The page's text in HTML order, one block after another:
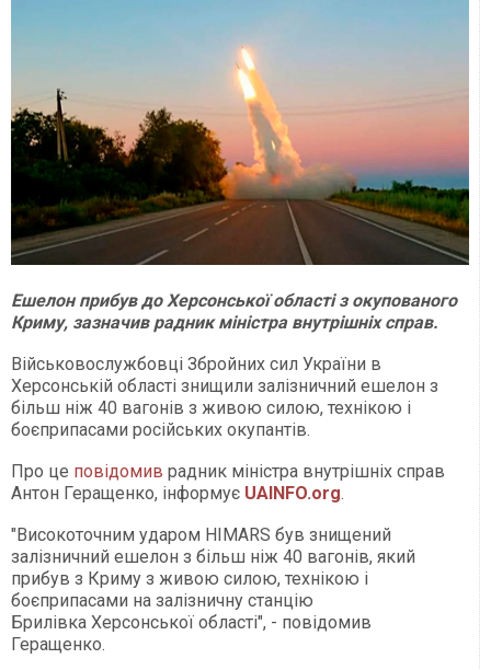
Ешелон прибув до Херсонської області з окупованого
Криму, зазначив радник міністра внутрішніх справ.
Військовослужбовці Збройних сил України в
Херсонській області знищили залізничний ешелон з
більш ніж 40 вагонів з живою силою, технікою і
боєприпасами російських окупантів.
Про це повідомив радник міністра внутрішніх справ
Антон Геращенко, інформує UAINFO.org.
"Високоточним ударом HIMARS був знищений
залізничний ешелон з більш ніж 40 вагонів, який
прибув з Криму з живою силою, технікою і
боєприпасами на залізничну станцію
Брилівка Херсонської області", - повідомив
Геращенко.